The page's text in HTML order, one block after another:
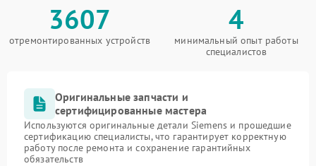
3607
отремонтированных устройств
4
минимальный опыт работы
специалистов
Оригинальные запчасти и
сертифицированные мастера
Используются оригинальные детали Siemens и прошедшие
сертификацию специалисты, что гарантирует корректную
работу после ремонта и сохранение гарантийных
обязательств